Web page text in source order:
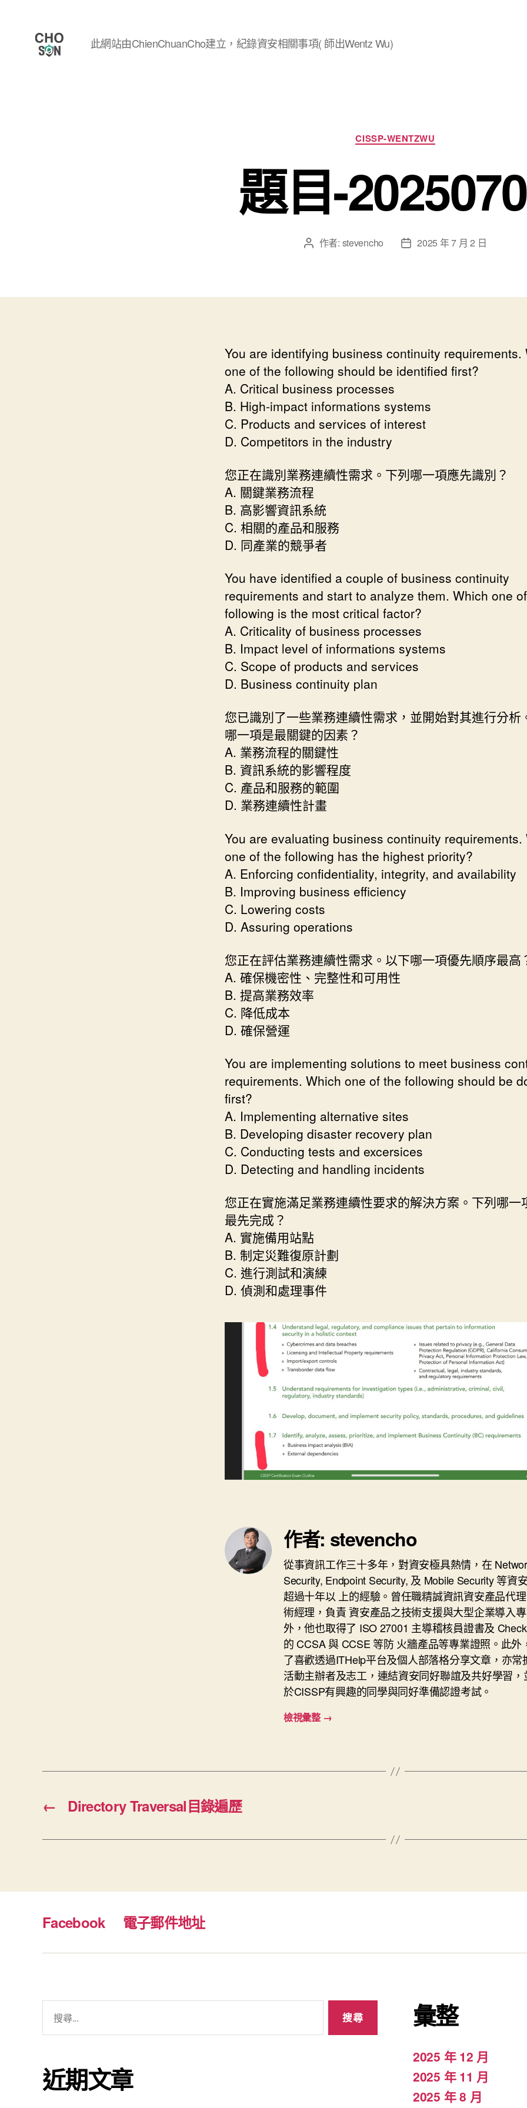
此網站由ChienChuanCho建立，紀錄資安相關事項( 師出Wentz Wu)
分
類
CISSP-WENTZWU
題目-
文 作者: stevencho
文
日
2025 年 7 月 2 日
You are identifying business continuity requirements.
one of the following should be identified first?
A. Critical business processes
B. High-impact informations systems
C. Products and services of interest
D. Competitors in the industry
您正在識別業務連續性需求。下列哪一項應先識別？
A. 關鍵業務流程
B. 高影響資訊系統
C. 相關的產品和服務
D. 同產業的競爭者
You have identified a couple of business continuity
requirements and start to analyze them. Which one
following is the most critical factor?
A. Criticality of business processes
B. Impact level of informations systems
C. Scope of products and services
D. Business continuity plan
您已識別了一些業務連續性需求，並開始對其進行分析
哪一項是最關鍵的因素？
A. 業務流程的關鍵性
B. 資訊系統的影響程度
C. 產品和服務的範圍
D. 業務連續性計畫
You are evaluating business continuity requirements.
one of the following has the highest priority?
A. Enforcing confidentiality, integrity, and availability
B. Improving business efficiency
C. Lowering costs
D. Assuring operations
您正在評估業務連續性需求。以下哪一項優先順序最高
A. 確保機密性、完整性和可用性
B. 提高業務效率
C. 降低成本
D. 確保營運
You are implementing solutions to meet business
requirements. Which one of the following should be
first?
A. Implementing alternative sites
B. Developing disaster recovery plan
C. Conducting tests and excersices
D. Detecting and handling incidents
您正在實施滿足業務連續性要求的解決方案。下列哪一
最先完成？
A. 實施備用站點
B. 制定災難復原計劃
C. 進行測試和演練
D. 偵測和處理事件
作者: stevencho
從事資訊工作三十多年，對資安極具熱情，在
Security, Endpoint Security, 及 Mobile Security 等資
超過十年以 上的經驗。曾任職精誠資訊資安產品代
術經理，負責 資安產品之技術支援與大型企業導入
外，他也取得了 ISO 27001 主導稽核員證書及
的 CCSA 與 CCSE 等防 火牆產品等專業證照。此外
了喜歡透過ITHelp平台及個人部落格分享文章，亦常
活動主辦者及志工，連結資安同好聯誼及共好學習，
於CISSP有興趣的同學與同好準備認證考試。
檢視彙整 →
← Directory Traversal目錄遍歷
Facebook 電子郵件地址
字:
近期文章
彙整
2025 年 12 月
2025 年 11 月
2025 年 8 月